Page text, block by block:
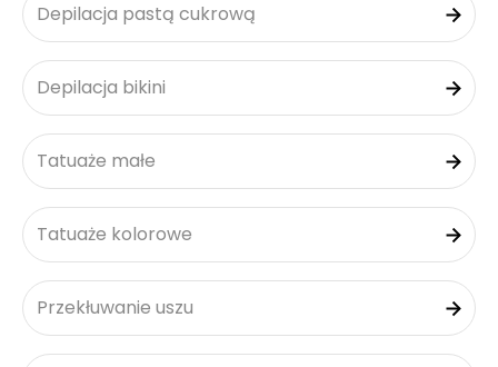
Depilacja pastą cukrową
Depilacja bikini
Tatuaże małe
Tatuaże kolorowe
Przekłuwanie uszu